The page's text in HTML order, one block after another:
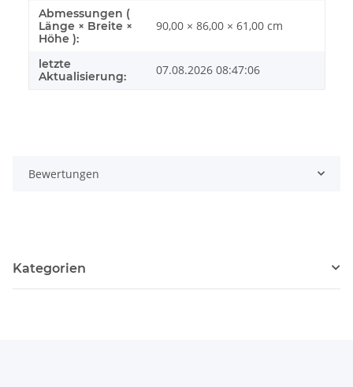
Abmessungen (
Länge × Breite ×
Höhe ):
90,00 × 86,00 × 61,00 cm
letzte
Aktualisierung:
07.08.2026 08:47:06
Bewertungen
Kategorien